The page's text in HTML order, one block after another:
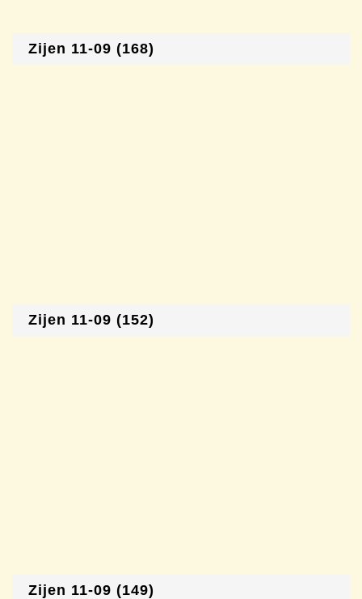
Zijen 11-09 (168)
Zijen 11-09 (152)
Zijen 11-09 (149)